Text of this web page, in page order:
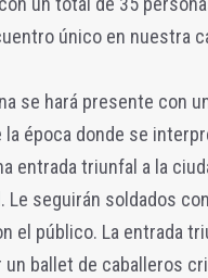
único en nuestra
se hará presente con
la época donde se
entrada triunfal a la
Le seguirán soldados
el público. La entrada
un ballet de caballeros